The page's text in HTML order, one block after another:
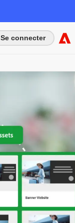
Se connecter